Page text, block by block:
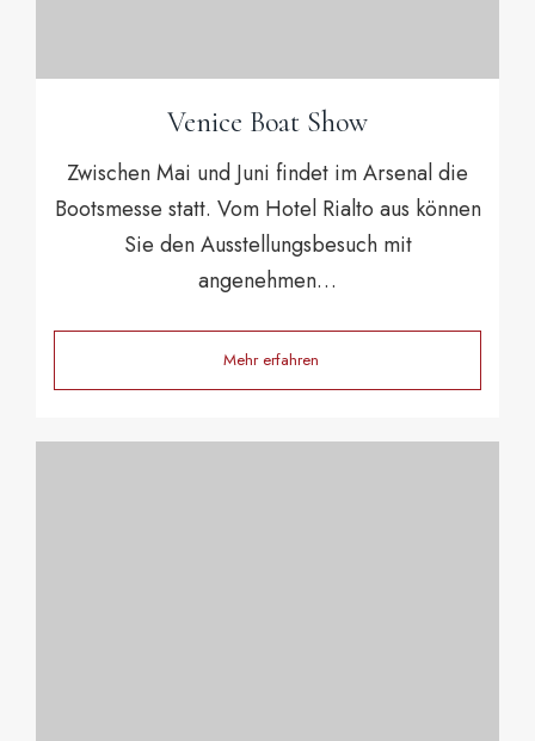
Venice Boat Show
Zwischen Mai und Juni findet im Arsenal die
Bootsmesse statt. Vom Hotel Rialto aus können
Sie den Ausstellungsbesuch mit
angenehmen…
Mehr erfahren